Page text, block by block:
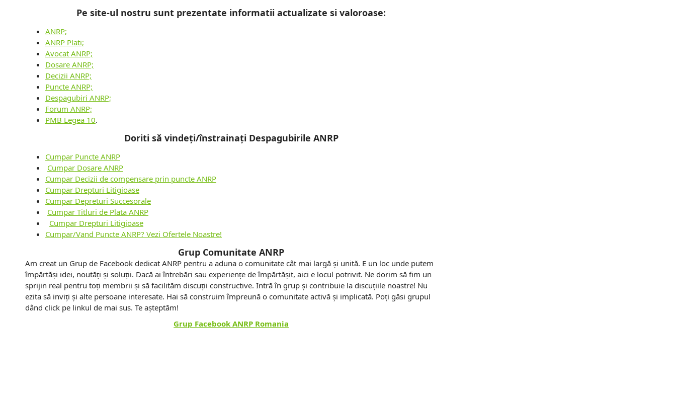
Pe site-ul nostru sunt prezentate informatii actualizate si valoroase:
ANRP;
ANRP Plati;
Avocat ANRP;
Dosare ANRP;
Decizii ANRP;
Puncte ANRP;
Despagubiri ANRP;
Forum ANRP;
PMB Legea 10.
Doriti sǎ vindeți/înstrainați Despagubirile ANRP
Cumpar Puncte ANRP
Cumpar Dosare ANRP
Cumpar Decizii de compensare prin puncte ANRP
Cumpar Drepturi Litigioase
Cumpar Depreturi Succesorale
Cumpar Titluri de Plata ANRP
Cumpar Drepturi Litigioase
Cumpar/Vand Puncte ANRP? Vezi Ofertele Noastre!
Grup Comunitate ANRP
Am creat un Grup de Facebook dedicat ANRP pentru a aduna o comunitate cât mai largă și unită. E un loc unde putem
împărtăși idei, noutăți și soluții. Dacă ai întrebări sau experiențe de împărtășit, aici e locul potrivit. Ne dorim să fim un
sprijin real pentru toți membrii și să facilităm discuții constructive. Intră în grup și contribuie la discuțiile noastre! Nu
ezita să inviți și alte persoane interesate. Hai să construim împreună o comunitate activă și implicată. Poți găsi grupul
dând click pe linkul de mai sus. Te așteptăm!
Grup Facebook ANRP Romania